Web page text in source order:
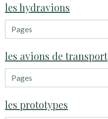
les hydravions
les avions de transport
les prototypes